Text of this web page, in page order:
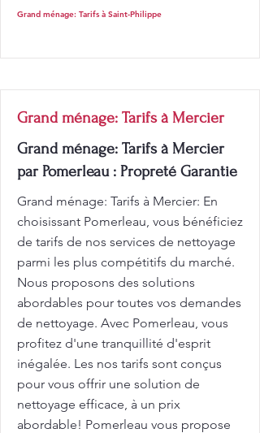
Grand ménage: Tarifs à Saint-Philippe
Grand ménage: Tarifs à Mercier
Grand ménage: Tarifs à Mercier
par Pomerleau : Propreté Garantie
Grand ménage: Tarifs à Mercier: En
choisissant Pomerleau, vous bénéficiez
de tarifs de nos services de nettoyage
parmi les plus compétitifs du marché.
Nous proposons des solutions
abordables pour toutes vos demandes
de nettoyage. Avec Pomerleau, vous
profitez d'une tranquillité d'esprit
inégalée. Les nos tarifs sont conçus
pour vous offrir une solution de
nettoyage efficace, à un prix
abordable! Pomerleau vous propose